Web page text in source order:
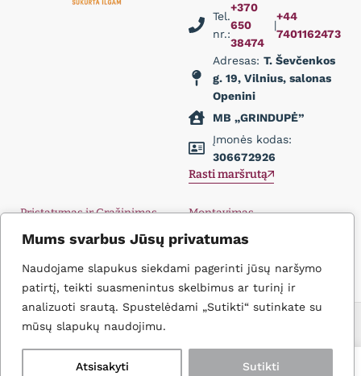
Mums svarbus Jūsų privatumas
Naudojame slapukus siekdami pagerinti jūsų naršymo
patirtį, teikti suasmenintus skelbimus ar turinį ir
analizuoti srautą. Spustelėdami „Sutikti“ sutinkate su
mūsų slapukų naudojimu.
Atsisakyti Sutikti
Tel.
nr.:
+370
650
38474
|
+44
7401162473
Adresas: T. Ševčenkos
g. 19, Vilnius, salonas
Openini
MB „GRINDUPĖ”
Įmonės kodas:
306672926
Rasti maršrutą
Pristatymas ir Grąžinimas
Privatumo politika
Montavimas
Didmena
Kontaktai
© 2026 Grindupė. Visos Teisės Saugomos
Filtruoti